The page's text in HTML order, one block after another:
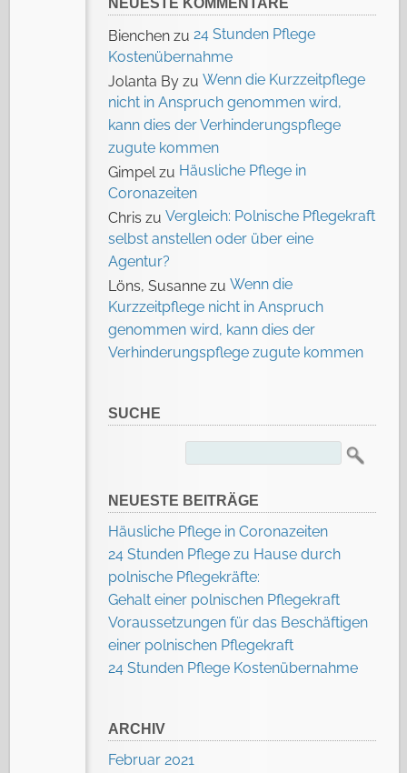
NEUESTE KOMMENTARE
Bienchen zu 24 Stunden Pflege
Kostenübernahme
Jolanta By zu Wenn die Kurzzeitpflege
nicht in Anspruch genommen wird,
kann dies der Verhinderungspflege
zugute kommen
Gimpelzu Häusliche Pflege in
Coronazeiten
Chris zu Vergleich: Polnische Pflegekraft
selbst anstellen oder über eine
Agentur?
Löns, Susanne zu Wenn die
Kurzzeitpflege nicht in Anspruch
genommen wird, kann dies der
Verhinderungspflege zugute kommen
SUCHE
NEUESTE BEITRÄGE
Häusliche Pflege in Coronazeiten
24 Stunden Pflege zu Hause durch
polnische Pflegekräfte:
Gehalt einer polnischen Pflegekraft
Voraussetzungen für das Beschäftigen
einer polnischen Pflegekraft
24 Stunden Pflege Kostenübernahme
ARCHIV
Februar 2021